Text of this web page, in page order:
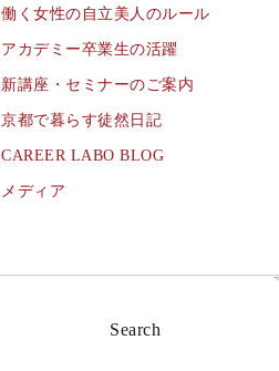
働く女性の自立美人のルール
アカデミー卒業生の活躍
新講座・セミナーのご案内
京都で暮らす徒然日記
CAREER LABO BLOG
メディア
Search